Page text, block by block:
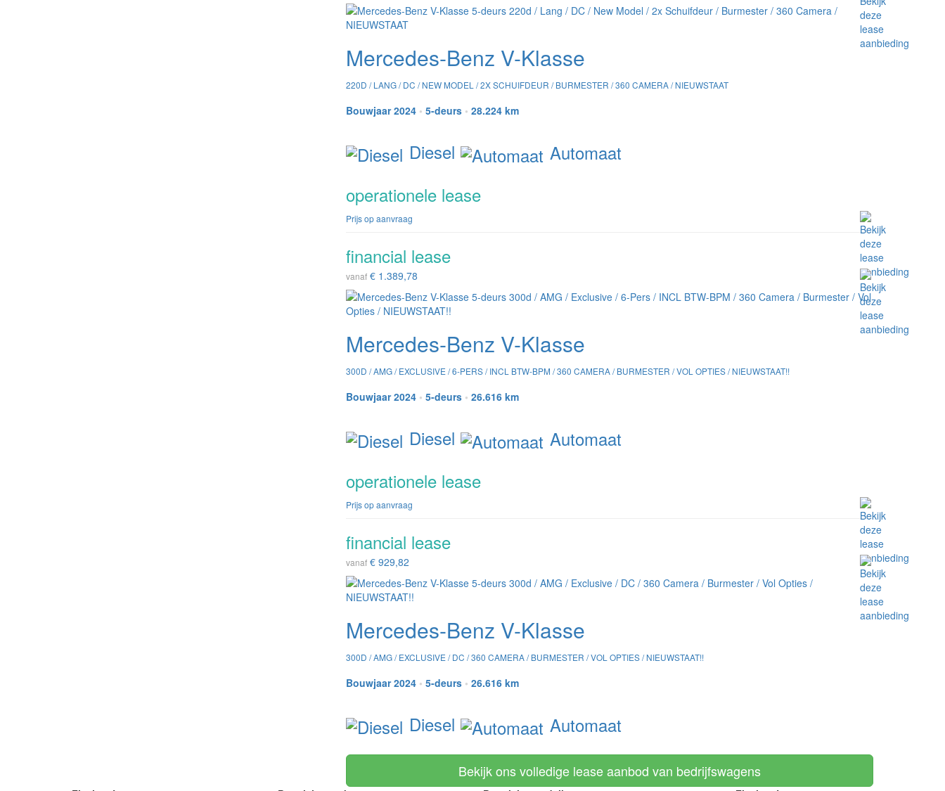
Mercedes-Benz V-Klasse
220D / LANG / DC / NEW MODEL / 2X SCHUIFDEUR / BURMESTER / 360 CAMERA / NIEUWSTAAT
Bouwjaar 2024 • 5-deurs • 28.224 km
Diesel
Automaat
operationele lease
Prijs op aanvraag
financial lease
vanaf € 1.389,78
Mercedes-Benz V-Klasse
300D / AMG / EXCLUSIVE / 6-PERS / INCL BTW-BPM / 360 CAMERA / BURMESTER / VOL OPTIES / NIEUWSTAAT!!
Bouwjaar 2024 • 5-deurs • 26.616 km
Diesel
Automaat
operationele lease
Prijs op aanvraag
financial lease
vanaf € 929,82
Mercedes-Benz V-Klasse
300D / AMG / EXCLUSIVE / DC / 360 CAMERA / BURMESTER / VOL OPTIES / NIEUWSTAAT!!
Bouwjaar 2024 • 5-deurs • 26.616 km
Diesel Automaat
Bekijk ons volledige lease aanbod van bedrijfswagens